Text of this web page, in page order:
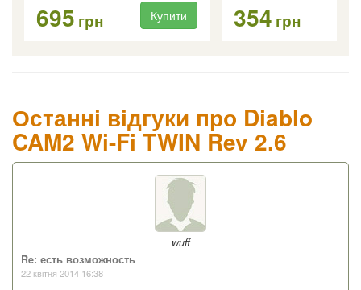
695 грн Купити 354 грн
Останні відгуки про Diablo
CAM2 Wi-Fi TWIN Rev 2.6
wuff
Re: есть возможность
22 квітня 2014 16:38